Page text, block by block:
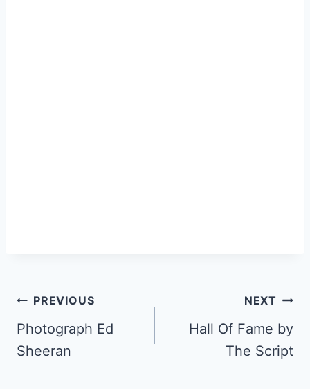
PREVIOUS
Photograph Ed
Sheeran
NEXT
Hall Of Fame by
The Script